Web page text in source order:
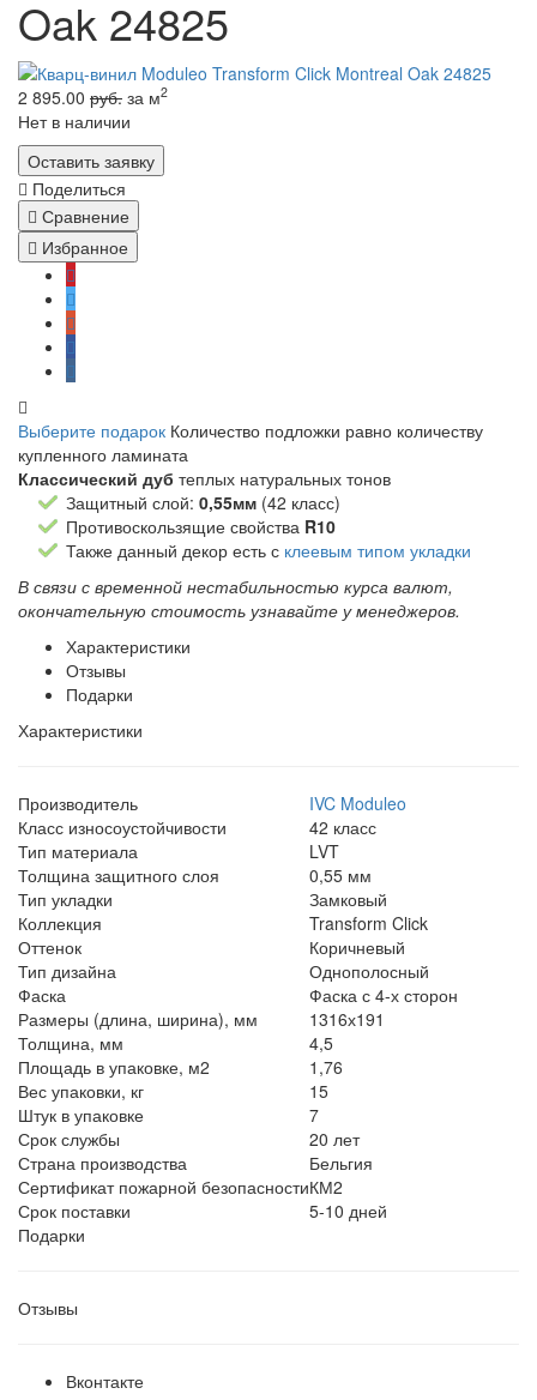
Oak 24825
2 895.00 руб. за м2
Нет в наличии
Оставить заявку
Поделиться
Сравнение
Избранное
Выберите подарок Количество подложки равно количеству
купленного ламината
Классический дуб теплых натуральных тонов
Защитный слой: 0,55мм (42 класс)
Противоскользящие свойства R10
Также данный декор есть с клеевым типом укладки
В связи с временной нестабильностью курса валют,
окончательную стоимость узнавайте у менеджеров.
Характеристики
Отзывы
Подарки
Характеристики
Производитель
IVC Moduleo
Класс износоустойчивости
42 класс
Тип материала
LVT
Толщина защитного слоя
0,55 мм
Тип укладки
Замковый
Коллекция
Transform Click
Оттенок
Коричневый
Тип дизайна
Однополосный
Фаска
Фаска с 4-х сторон
Размеры (длина, ширина), мм
1316х191
Толщина, мм
4,5
Площадь в упаковке, м2
1,76
Вес упаковки, кг
15
Штук в упаковке
7
Срок службы
20 лет
Страна производства
Бельгия
Сертификат пожарной безопасностиКМ2
Срок поставки
5-10 дней
Подарки
Отзывы
Вконтакте